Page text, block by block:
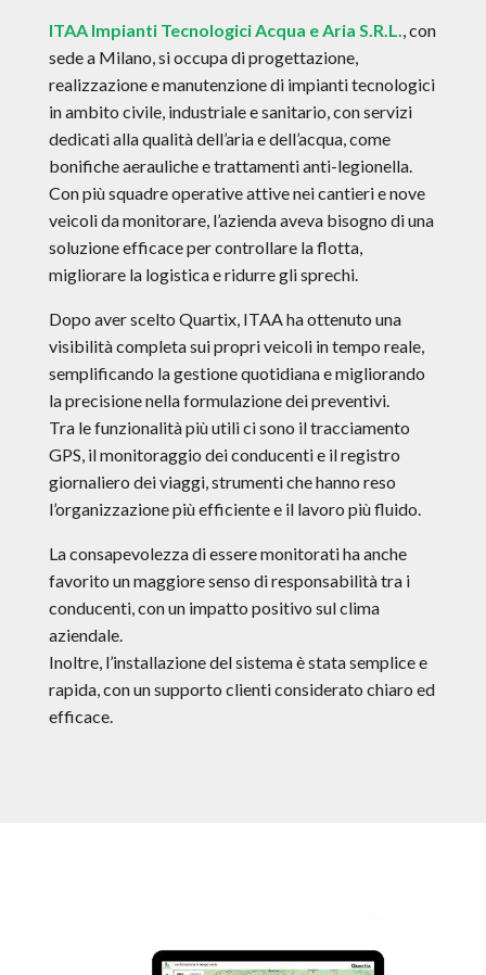
ITAA Impianti Tecnologici Acqua e Aria S.R.L., con
sede a Milano, si occupa di progettazione,
realizzazione e manutenzione di impianti tecnologici
in ambito civile, industriale e sanitario, con servizi
dedicati alla qualità dell’aria e dell’acqua, come
bonifiche aerauliche e trattamenti anti-legionella.
Con più squadre operative attive nei cantieri e nove
veicoli da monitorare, l’azienda aveva bisogno di una
soluzione efficace per controllare la flotta,
migliorare la logistica e ridurre gli sprechi.
Dopo aver scelto Quartix, ITAA ha ottenuto una
visibilità completa sui propri veicoli in tempo reale,
semplificando la gestione quotidiana e migliorando
la precisione nella formulazione dei preventivi.
Tra le funzionalità più utili ci sono il tracciamento
GPS, il monitoraggio dei conducenti e il registro
giornaliero dei viaggi, strumenti che hanno reso
l’organizzazione più efficiente e il lavoro più fluido.
La consapevolezza di essere monitorati ha anche
favorito un maggiore senso di responsabilità tra i
conducenti, con un impatto positivo sul clima
aziendale.
Inoltre, l’installazione del sistema è stata semplice e
rapida, con un supporto clienti considerato chiaro ed
efficace.